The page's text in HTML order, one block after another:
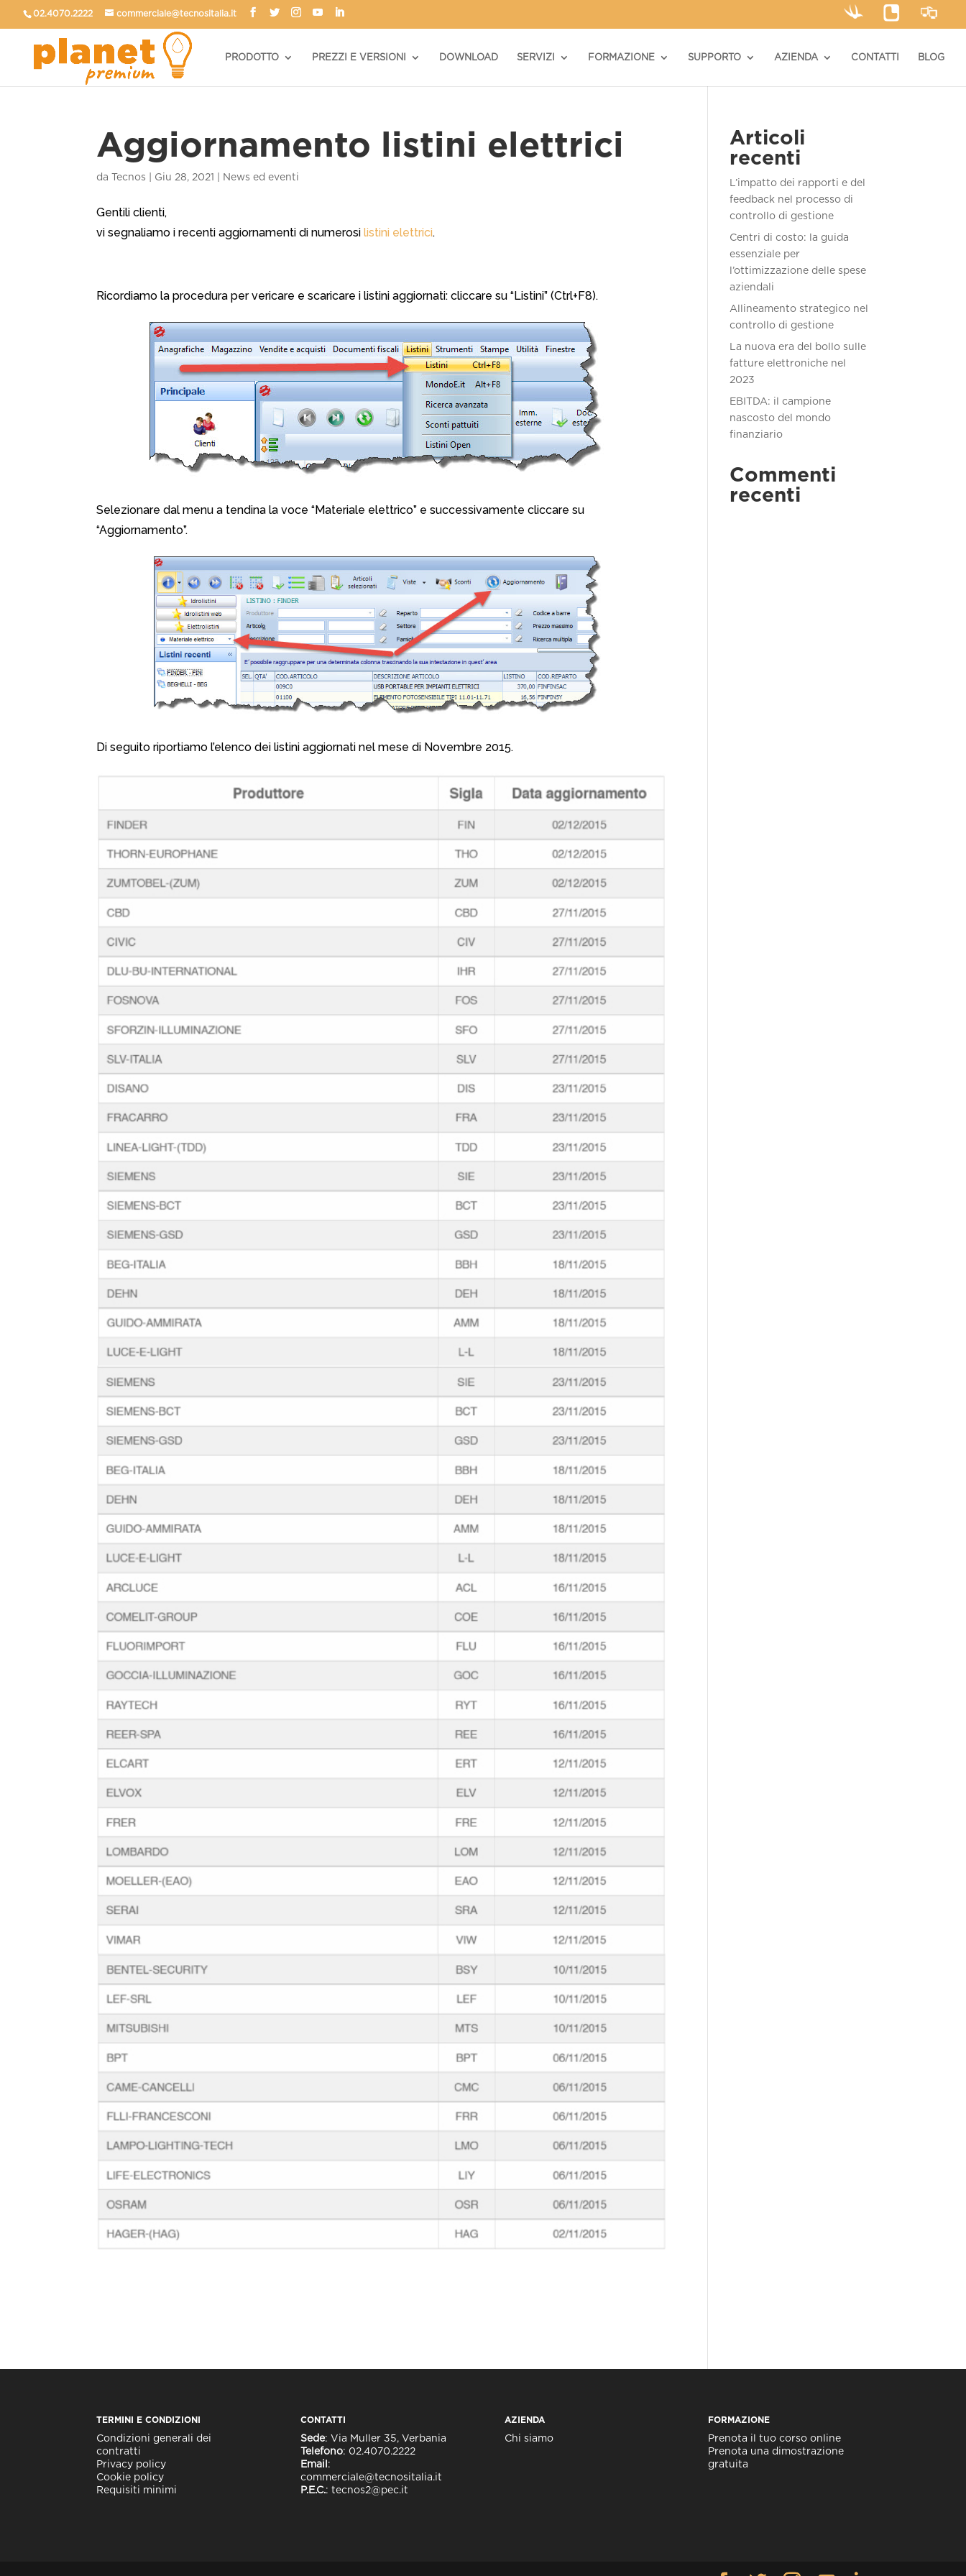
02.4070.2222 commerciale@tecnositalia.it
PRODOTTO PREZZI E VERSIONI DOWNLOAD SERVIZI FORMAZIONE SUPPORTO AZIENDA CONTATTI BLOG
Aggiornamento listini elettrici
daTecnos Giu 28, 2021 News ed eventi
Gentili clienti,
vi segnaliamo i recenti aggiornamenti di numerosilistini elettrici.
Ricordiamo la procedura per vericare e scaricare i listini aggiornati: cliccare su “Listini” (Ctrl+F8).
Selezionare dal menu a tendina la voce “Materiale elettrico” e successivamente cliccare su
“Aggiornamento”.
Di seguito riportiamo l’elenco dei listini aggiornati nel mese di Novembre 2015.
Articoli
recenti
L’impatto dei rapporti e del
feedback nel processo di
controllo di gestione
Centri di costo: la guida
essenziale per
l’ottimizzazione delle spese
aziendali
Allineamento strategico nel
controllo di gestione
La nuova era del bollo sulle
fatture elettroniche nel
2023
EBITDA: il campione
nascosto del mondo
finanziario
Commenti
recenti
TERMINI E CONDIZIONI
Condizioni generali dei
contratti
Privacy policy
Cookie policy
Requisiti minimi
CONTATTI
Sede: Via Muller 35, Verbania
Telefono: 02.4070.2222
Email:
commerciale@tecnositalia.it
P.E.C.: tecnos2@pec.it
AZIENDA
Chi siamo
FORMAZIONE
Prenota il tuo corso online
Prenota una dimostrazione
gratuita